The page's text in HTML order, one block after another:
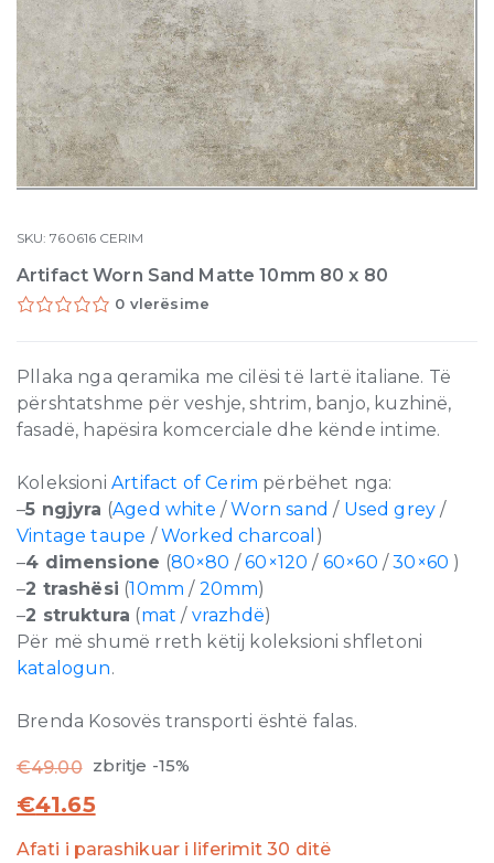
SKU:760616 CERIM
Artifact Worn Sand Matte 10mm 80 x 80
0 vlerësime
Pllaka nga qeramika me cilësi të lartë italiane. Të
përshtatshme për veshje, shtrim, banjo, kuzhinë,
fasadë, hapësira komcerciale dhe kënde intime.
Koleksioni Artifact of Cerim përbëhet nga:
–5 ngjyra (Aged white /Worn sand / Used grey /
Vintage taupe /Worked charcoal )
–4 dimensione (80×80 /60×120/ 60×60 /30×60 )
–2 trashësi (10mm / 20mm)
–2 struktura (mat / vrazhdë)
Për më shumë rreth këtij koleksioni shfletoni
katalogun.
Brenda Kosovës transporti është falas.
€49.00 zbritje -15%
€41.65
Afati i parashikuar i liferimit 30 ditë